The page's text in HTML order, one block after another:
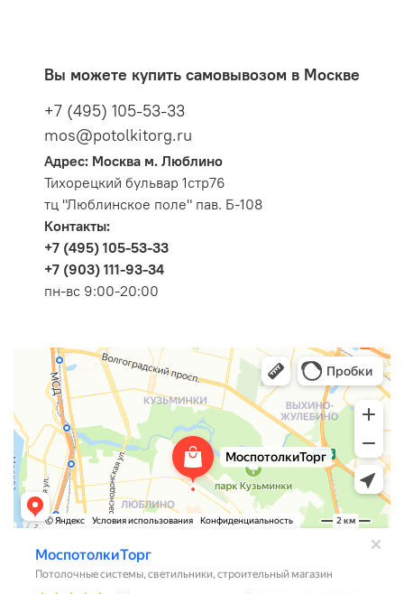
Вы можете купить самовывозом в Москве
+7 (495) 105-53-33
mos@potolkitorg.ru
Адрес: Москва м. Люблино
Тихорецкий бульвар 1стр76
тц "Люблинское поле" пав. Б-108
Контакты:
+7 (495) 105-53-33
+7 (903) 111-93-34
пн-вс 9:00-20:00